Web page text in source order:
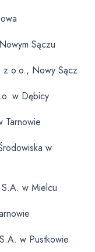
Sączu
z o.o., Nowy Sącz
w Dębicy
Tarnowie
w
S.A. w Mielcu
w Pustkowie